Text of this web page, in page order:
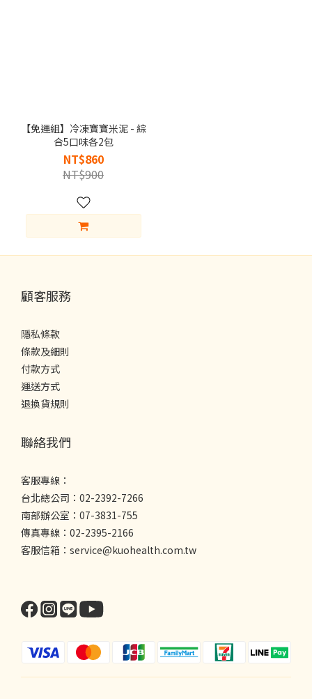
【免運組】冷凍寶寶米泥 - 綜
合5口味各2包
NT$860
NT$900
顧客服務
隱私條款
條款及細則
付款方式
運送方式
退換貨規則
聯絡我們
客服專線：
台北總公司：02-2392-7266
南部辦公室：07-3831-755
傳真專線：02-2395-2166
客服信箱：service@kuohealth.com.tw